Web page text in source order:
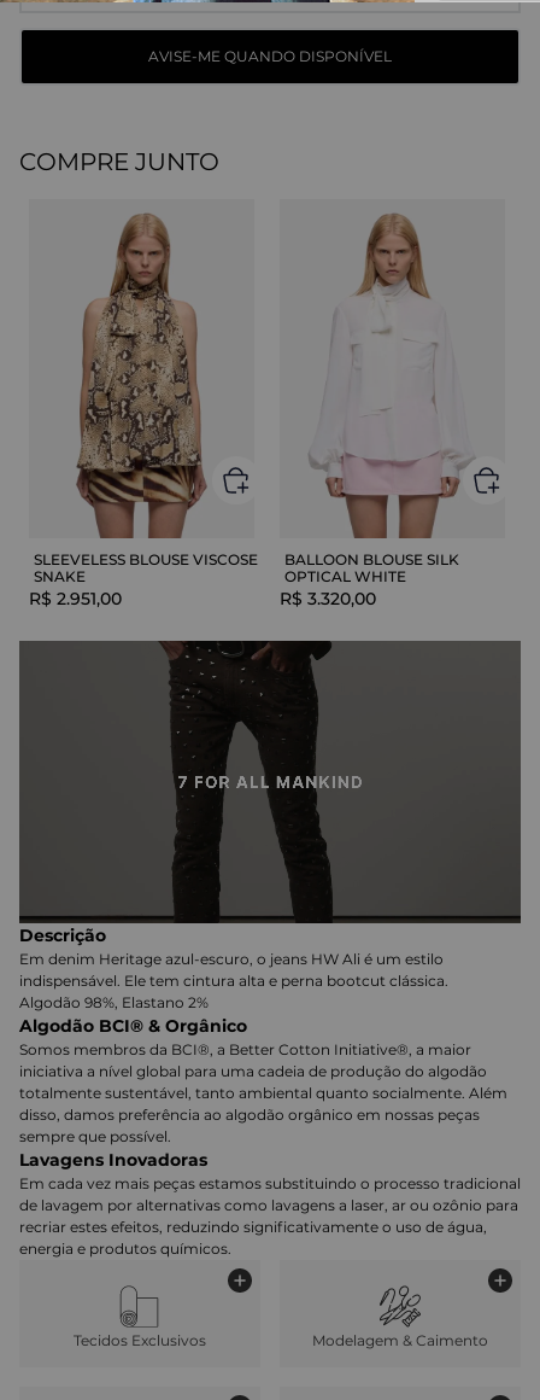
COMPRE JUNTO
SLEEVELESS BLOUSE VISCOSE
SNAKE
R$ 2.951,00
BALLOON BLOUSE SILK
OPTICAL WHITE
R$ 3.320,00
Descrição
Em denim Heritage azul-escuro, o jeans HW Ali é um estilo
indispensável. Ele tem cintura alta e perna bootcut clássica.
Algodão 98%, Elastano 2%
Algodão BCI® & Orgânico
Somos membros da BCI®, a Better Cotton Initiative®, a maior
iniciativa a nível global para uma cadeia de produção do algodão
totalmente sustentável, tanto ambiental quanto socialmente. Além
disso, damos preferência ao algodão orgânico em nossas peças
sempre que possível.
Lavagens Inovadoras
Em cada vez mais peças estamos substituindo o processo tradicional
de lavagem por alternativas como lavagens a laser, ar ou ozônio para
recriar estes efeitos, reduzindo significativamente o uso de água,
energia e produtos químicos.
Tecidos Exclusivos Modelagem & Caimento